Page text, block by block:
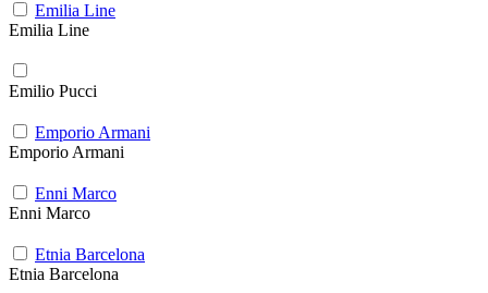
Emilia Line
Emilia Line
Emilio Pucci
Emporio Armani
Emporio Armani
Enni Marco
Enni Marco
Etnia Barcelona
Etnia Barcelona